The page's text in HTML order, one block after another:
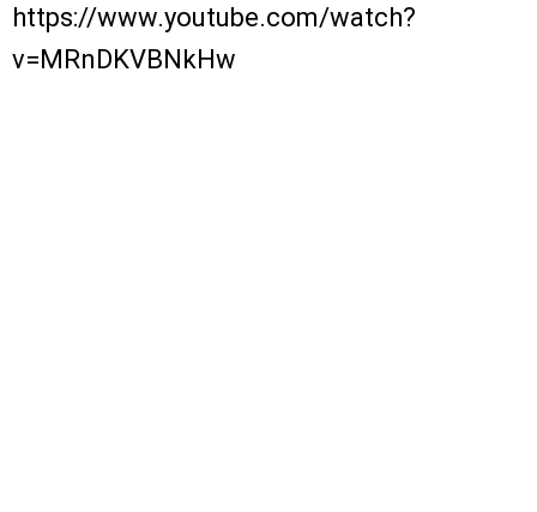
https://www.youtube.com/watch?
v=MRnDKVBNkHw